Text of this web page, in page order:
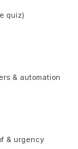
quiz)
& automation
& urgency